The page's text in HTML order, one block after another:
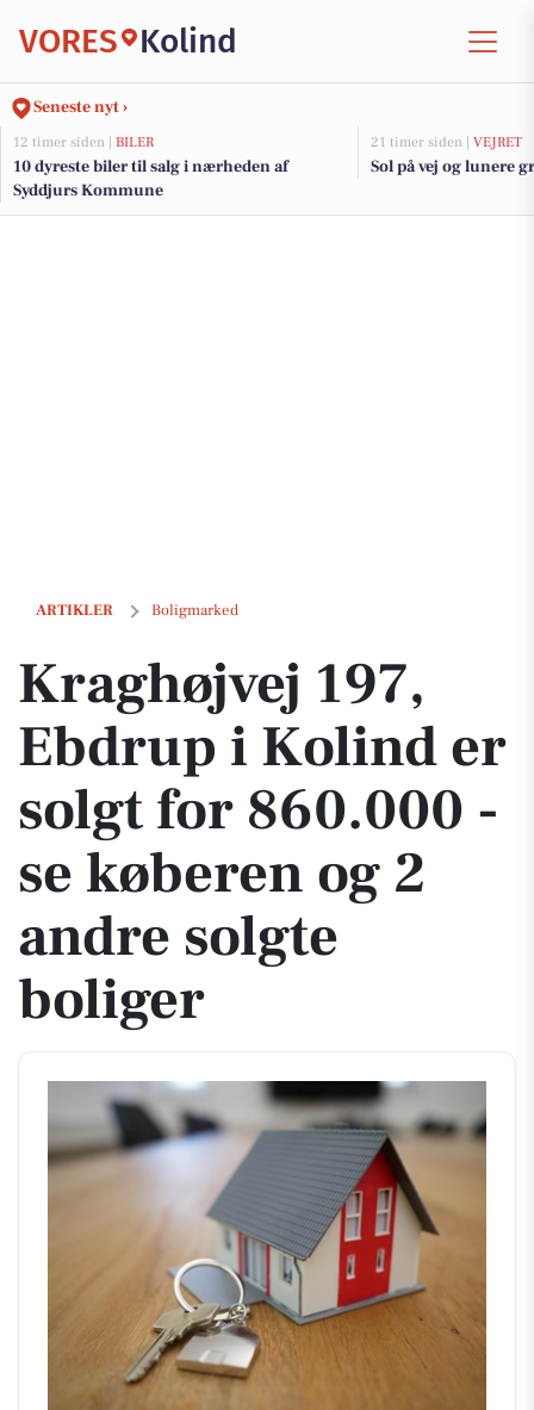
VORES Kolind
Seneste nyt ›
12 timer siden | BILER
10 dyreste biler til salg i nærheden af
Syddjurs Kommune
21 timer siden | VEJRET
Sol på vej og lunere
ARTIKLER Boligmarked
Kraghøjvej 197, Ebdrup i Kolind er solgt for 860.000 - se køberen og
Kraghøjvej 197,
Ebdrup i Kolind er
solgt for 860.000 -
se køberen og 2
andre solgte
boliger